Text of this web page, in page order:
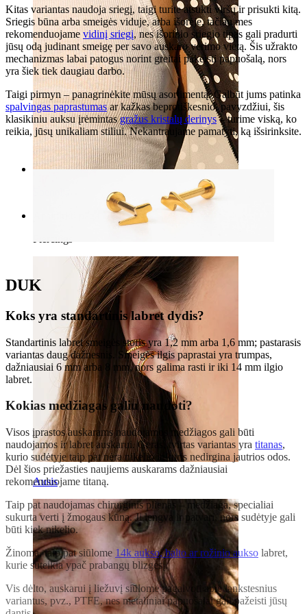
Apsipirkti pagal auskarus
Ausis
Kitas variantas naudoja sriegį, taigi turite atsukti viršų ir prisukti kitą.
Sriegis būna arba smeigės viduje, arba išorėje, tačiau mes
rekomenduojame vidinį sriegį, nes išorinio sriegio tipas gali pradurti
jūsų odą judinant smeigę per savo auskaro vėrimo vietą. Šis užrakto
mechanizmas labai patogus norint greitai pakeisti papuošalą, nors
yra šiek tiek daugiau darbo.
Taigi pirmyn – panagrinėkite mūsų asortimentą. Galbūt jums patinka
spalvingas paprastumasar kažkas beprotiškesnio, pavyzdžiui, šis
klasikiniu auksu įrėmintasgražus kristalų derinys– turime viską, ko
reikia, jūsų unikaliam stiliui. Nekantraujame pamatyti, ką išsirinksite.
DUK
Koks yra standartinis labret dydis?
Standartinis labret smeigės storis yra 1,2 mm arba 1,6 mm; pastarasis
variantas daug dažnesnis. Smeigės ilgis paprastai yra trumpas,
dažniausiai 6 mm arba 8 mm, nors galima rasti ir iki 14 mm ilgio
labret.
Kokias medžiagas galiu naudoti?
Visos įprastos auskarams naudojamos medžiagos gali būti
naudojamos ir labret auskarui. Geras, tvirtas variantas yra titanas,
kurio sudėtyje taip pat nėra nikelio ir kuris nedirgina jautrios odos.
Dėl šios priežasties naujiems auskarams dažniausiai
rekomenduojame titaną.
Taip pat naudojamas chirurginis plienas – medžiaga, specialiai
sukurta verti į žmogaus kūną. Ji lengva ir patvari, nors sudėtyje gali
būti kiek nikelio.
Žinoma, taip pat siūlome 14k aukso, balto ar rožinio aukso labret,
kurie suteikia ypač prabangų blizgesį.
Vis dėlto, auskarui į liežuvį siūlome pagalvoti apie lankstesnius
variantus, pvz., PTFE, nes metaliniai papuošalai gali pažeisti jūsų